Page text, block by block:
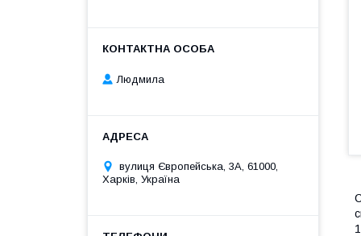
Людмила
вулиця Європейська, 3А, 61000,
Харків, Україна